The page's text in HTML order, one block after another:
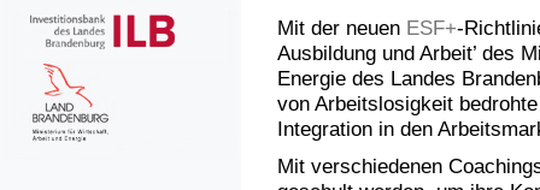
Mit der neuen ESF+-
Ausbildung und Arbeit’ des
Energie des Landes
von Arbeitslosigkeit
Integration in den
Mit verschiedenen